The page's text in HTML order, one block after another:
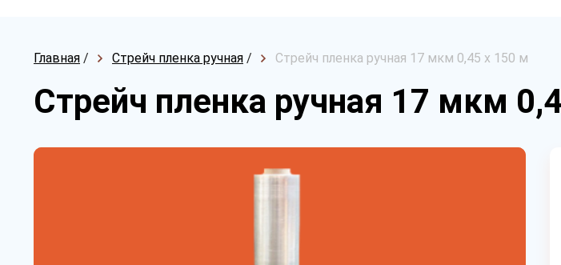
Главная / Стрейч пленка ручная / Стрейч пленка ручная 17 мкм 0,45 х 150 м
Стрейч пленка ручная 17 мкм